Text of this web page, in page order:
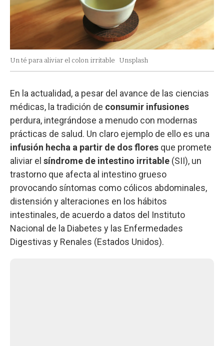
Un té para aliviar el colon irritable Unsplash
En la actualidad, a pesar del avance de las ciencias
médicas, la tradición de consumir infusiones
perdura, integrándose a menudo con modernas
prácticas de salud. Un claro ejemplo de ello es una
infusión hecha a partir de dos flores que promete
aliviar el síndrome de intestino irritable (SII), un
trastorno que afecta al intestino grueso
provocando síntomas como cólicos abdominales,
distensión y alteraciones en los hábitos
intestinales, de acuerdo a datos del Instituto
Nacional de la Diabetes y las Enfermedades
Digestivas y Renales (Estados Unidos).